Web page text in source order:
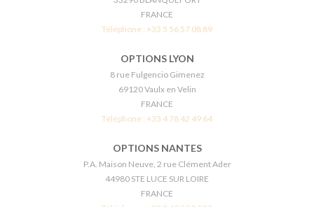
FRANCE
Téléphone : +33 5 56 57 08 89
OPTIONS LYON
8 rue Fulgencio Gimenez
69120 Vaulx en Velin
FRANCE
Téléphone : +33 4 78 42 49 64
OPTIONS NANTES
P.A. Maison Neuve, 2 rue Clément Ader
44980 STE LUCE SUR LOIRE
FRANCE